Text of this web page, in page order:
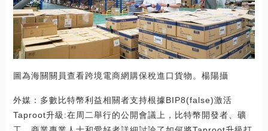
圖為海關關員查看跨境電商網購保稅進口貨物。楊陽攝
外媒：多數比特幣利益相關者支持根據BIP8(false)激活
Taproot升級:在周二舉行的公開會議上，比特幣開發者、礦